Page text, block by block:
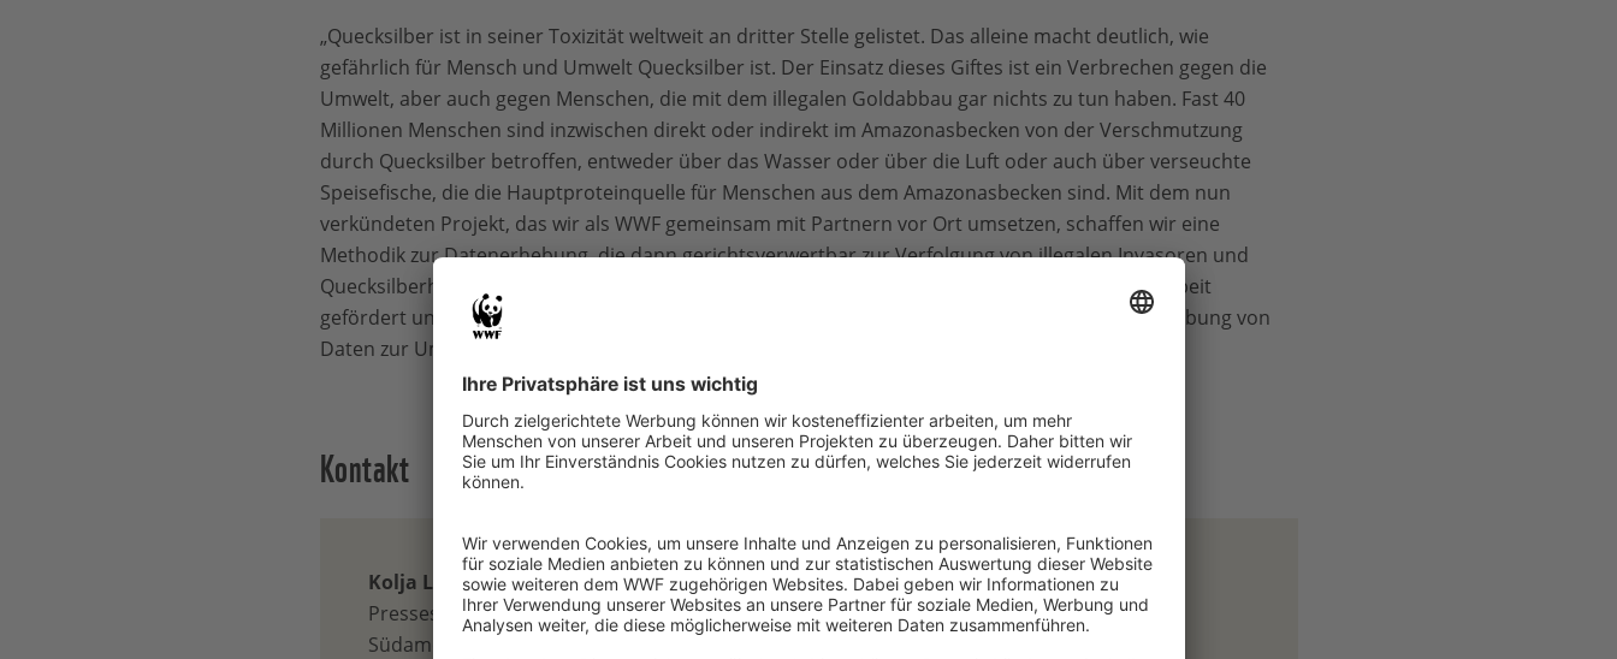
„Quecksilber ist in seiner Toxizität weltweit an dritter Stelle gelistet. Das alleine macht deutlich, wie
gefährlich für Mensch und Umwelt Quecksilber ist. Der Einsatz dieses Giftes ist ein Verbrechen gegen die
Umwelt, aber auch gegen Menschen, die mit dem illegalen Goldabbau gar nichts zu tun haben. Fast 40
Millionen Menschen sind inzwischen direkt oder indirekt im Amazonasbecken von der Verschmutzung
durch Quecksilber betroffen, entweder über das Wasser oder über die Luft oder auch über verseuchte
Speisefische, die die Hauptproteinquelle für Menschen aus dem Amazonasbecken sind. Mit dem nun
verkündeten Projekt, das wir als WWF gemeinsam mit Partnern vor Ort umsetzen, schaffen wir eine
Methodik zur Datenerhebung, die dann gerichtsverwertbar zur Verfolgung von illegalen Invasoren und
Quecksilberhändlern genutzt werden kann. Darüber hinaus wird die behördliche Zusammenarbeit
gefördert und betroffene Interessengruppen stetig informiert. Es ist ein Meilenstein in der Erhebung von
Daten zur Umweltverschmutzung durch Quecksilber im illegalen Goldabbau.“
Kontakt
Kolja Leoni
Pressesprecher für Biodiversität / Afrika &
Südamerika / Wilderei / Sport-Partner / Berlin
E-Mail
Tel: 030311777420